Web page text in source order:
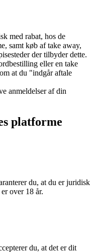
med rabat, hos de
samt køb af take away,
der tilbyder dette.
eller en take
at du "indgår aftale
anmeldelser af din
platforme
du, at du er juridisk
over 18 år.
du, at det er dit